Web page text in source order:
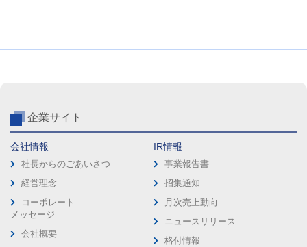
企業サイト
会社情報
社長からのごあいさつ
経営理念
コーポレート
メッセージ
会社概要
IR情報
事業報告書
招集通知
月次売上動向
ニュースリリース
格付情報